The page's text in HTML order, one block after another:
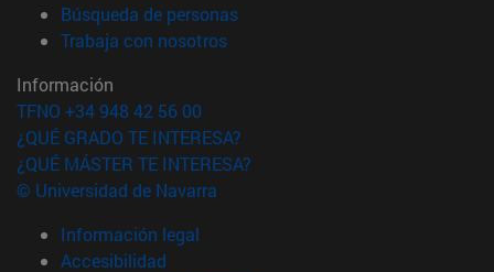
Búsqueda de personas(abre en nueva ventana)
Trabaja con nosotros(abre en nueva ventana)
Información
TFNO +34 948 42 56 00
¿QUÉ GRADO TE INTERESA?
¿QUÉ MÁSTER TE INTERESA?
© Universidad de Navarra
Información legal
Accesibilidad